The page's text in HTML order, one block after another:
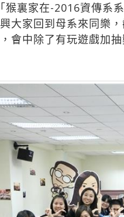
猴裏家在-2016資傳系
大家回到母系來同樂
會中除了有玩遊戲加